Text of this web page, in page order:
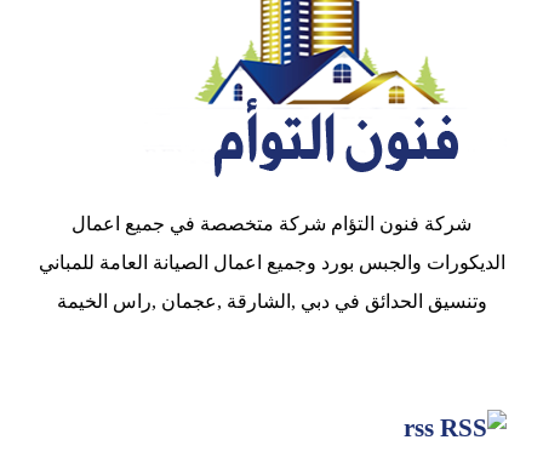
شركة فنون التؤام شركة متخصصة في جميع اعمال
الديكورات والجبس بورد وجميع اعمال الصيانة العامة للمباني
وتنسيق الحدائق في دبي ,الشارقة ,عجمان ,راس الخيمة
rss